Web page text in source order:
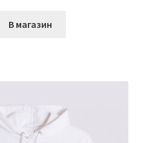
В магазин